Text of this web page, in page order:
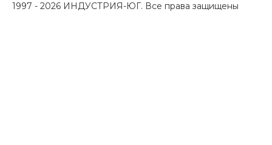
1997 - 2026 ИНДУСТРИЯ-ЮГ. Все права защищены